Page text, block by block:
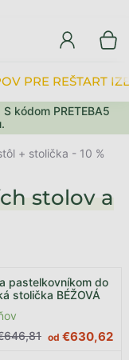
kódom PRETEBA5
PRE REŠTART
+ stolička - 10 %
stolov a
pastelkovníkom do
stolička BÉŽOVÁ
od €630,62